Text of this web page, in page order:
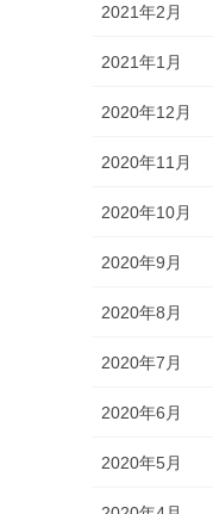
2021年2月
2021年1月
2020年12月
2020年11月
2020年10月
2020年9月
2020年8月
2020年7月
2020年6月
2020年5月